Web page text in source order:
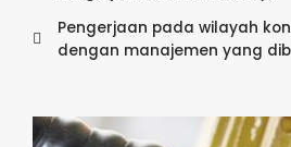
Pengerjaan pada wilayah
dengan manajemen yang